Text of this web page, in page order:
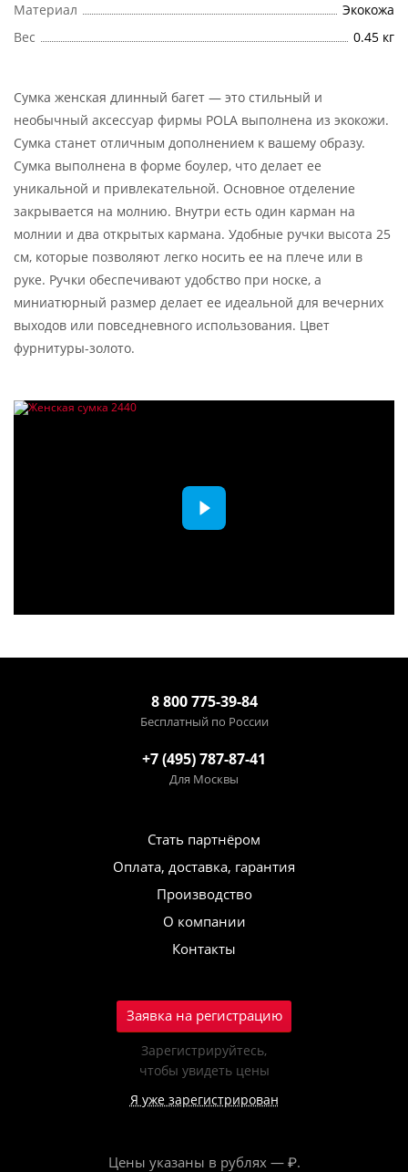
Материал
Экокожа
Вес
0.45 кг
Сумка женская длинный багет — это стильный и
необычный аксессуар фирмы POLA выполнена из экокожи.
Сумка станет отличным дополнением к вашему образу.
Сумка выполнена в форме боулер, что делает ее
уникальной и привлекательной. Основное отделение
закрывается на молнию. Внутри есть один карман на
молнии и два открытых кармана. Удобные ручки высота 25
см, которые позволяют легко носить ее на плече или в
руке. Ручки обеспечивают удобство при носке, а
миниатюрный размер делает ее идеальной для вечерних
выходов или повседневного использования. Цвет
фурнитуры-золото.
8 800 775-39-84
Бесплатный по России
+7 (495) 787-87-41
Для Москвы
Стать партнёром
Оплата, доставка, гарантия
Производство
О компании
Контакты
Заявка на регистрацию
Зарегистрируйтесь,
чтобы увидеть цены
Я уже зарегистрирован
Цены указаны в рублях — ₽.